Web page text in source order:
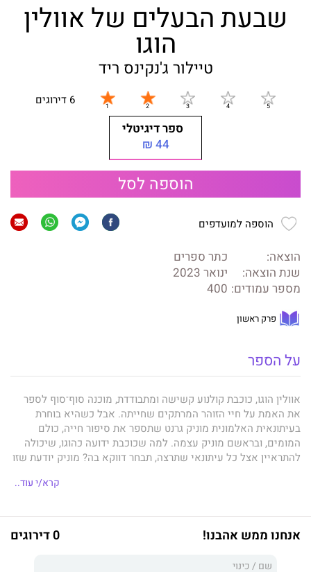
שבעת הבעלים של אוולין
הוגו
טיילור ג'נקינס ריד
6 דירוגים
ספר דיגיטלי
44 ₪
הוספה לסל
הוספה למועדפים
הוצאה:
כתר ספרים
שנת הוצאה:
ינואר 2023
מספר עמודים: 400
פרק ראשון
על הספר
אוולין הוגו, כוכבת קולנוע קשישה ומתבודדת, מוכנה סוף־סוף לספר
את האמת על חיי הזוהר המרתקים שחייתה. אבל כשהיא בוחרת
בעיתונאית האלמונית מוניק גרנט שתספר את סיפור חייה, כולם
המומים, ובראשם מוניק עצמה. למה שכוכבת ידועה כהוגו, שיכולה
להתראיין אצל כל עיתונאי שתרצה, תבחר דווקא בה? מוניק יודעת שזו
מהספקות המנקרים בה ולנצל את ההזדמנות להזניק את הקריירה
מגלה את כל סודותיה, מסיפורים עסיסיים על אחורי הקלעים של
קרא/י עוד..
אנחנו ממש אהבנו! 0 דירוגים